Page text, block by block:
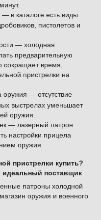
— в каталоге есть виды
пистолетов и
— холодная
предварительную
сокращает время,
пристрелки на
оружия — отсутствие
выстрелах уменьшает
оружия.
— лазерный патрон
настройки прицела
оружия
пристрелки купить?
поставщик
патроны холодной
оружия и военного